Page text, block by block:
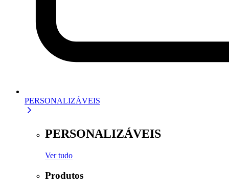
PERSONALIZÁVEIS
PERSONALIZÁVEIS
Ver tudo
Produtos